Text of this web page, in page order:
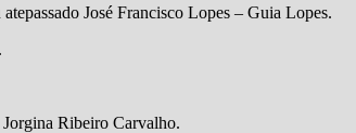
José Francisco Lopes – Guia Lopes.
Ribeiro Carvalho.